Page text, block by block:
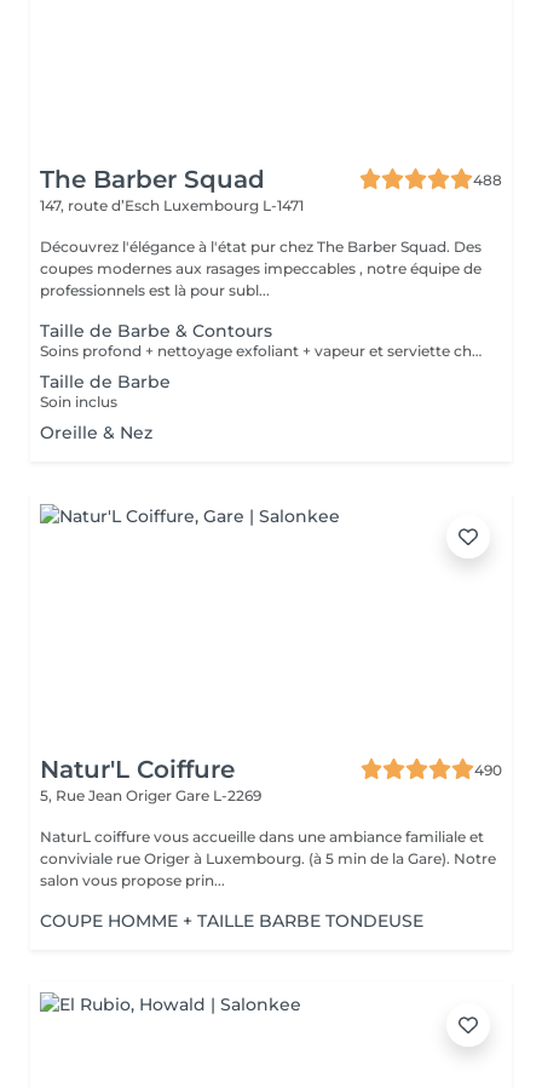
The Barber Squad
488
147, route d’Esch Luxembourg L-1471
Découvrez l'élégance à l'état pur chez The Barber Squad. Des
coupes modernes aux rasages impeccables , notre équipe de
professionnels est là pour subl...
Taille de Barbe & Contours
Soins profond + nettoyage exfoliant + vapeur et serviette chaude/froide
Taille de Barbe
Soin inclus
Oreille & Nez
Natur'L Coiffure
490
5, Rue Jean Origer Gare L-2269
NaturL coiffure vous accueille dans une ambiance familiale et
conviviale rue Origer à Luxembourg. (à 5 min de la Gare). Notre
salon vous propose prin...
COUPE HOMME + TAILLE BARBE TONDEUSE